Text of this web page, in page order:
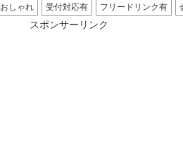
おしゃれ 受付対応有 フリードリンク有
スポンサーリンク